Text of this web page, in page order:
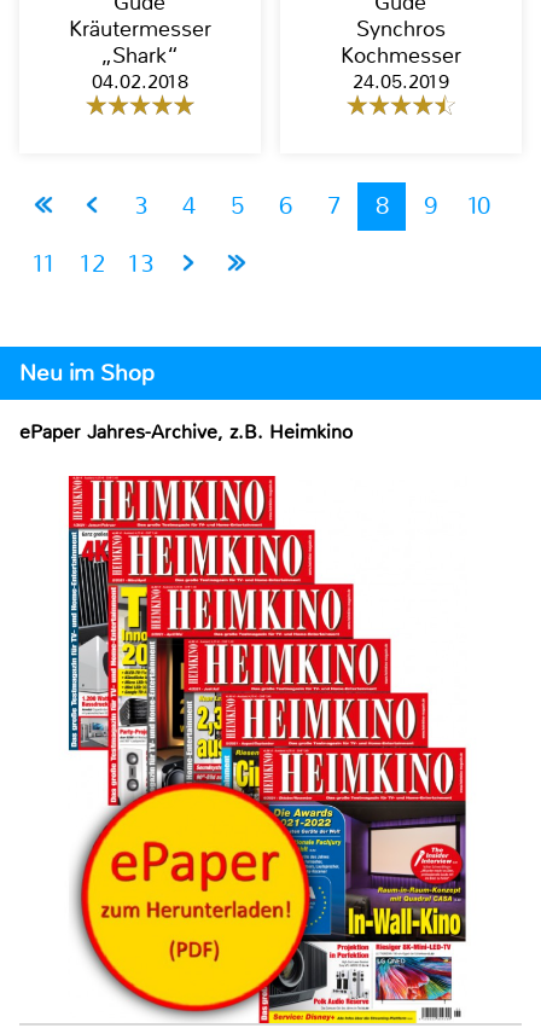
Kräutermesser
„Shark“
04.02.2018
Synchros
Kochmesser
24.05.2019
3 4 5 6 7 8 9
10
11
12 13
Neu im Shop
ePaper Jahres-Archive, z.B. Heimkino